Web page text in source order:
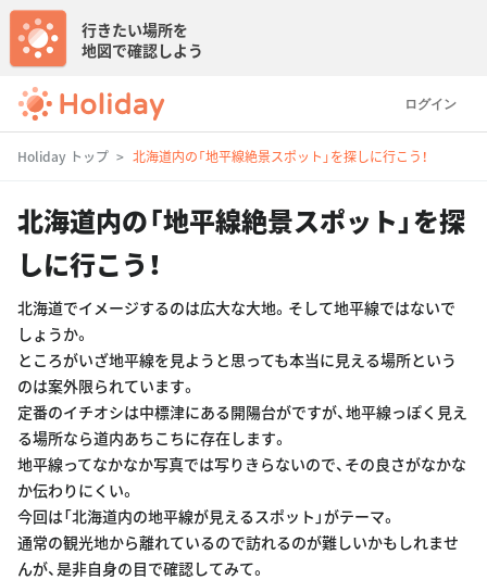
ログイン
行きたい場所を
地図で確認しよう
Holiday トップ 北海道内の「地平線絶景スポット」を探しに行こう！
北海道内の「地平線絶景スポット」を探
しに行こう！
北海道でイメージするのは広大な大地。そして地平線ではないで
しょうか。
ところがいざ地平線を見ようと思っても本当に見える場所という
のは案外限られています。
定番のイチオシは中標津にある開陽台がですが、地平線っぽく見え
る場所なら道内あちこちに存在します。
地平線ってなかなか写真では写りきらないので、その良さがなかな
か伝わりにくい。
今回は「北海道内の地平線が見えるスポット」がテーマ。
通常の観光地から離れているので訪れるのが難しいかもしれませ
んが、是非自身の目で確認してみて。